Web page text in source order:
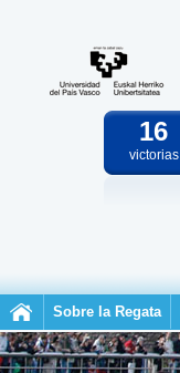
16
victorias
Sobre la Regata